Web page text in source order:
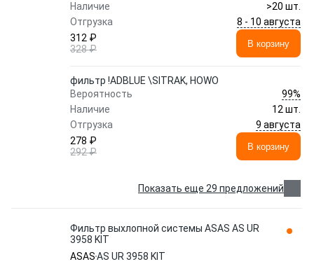
Наличие
>20 шт.
Отгрузка
8 - 10 августа
312 ₽
328 ₽
В корзину
фильтр !ADBLUE \SITRAK, HOWO
Вероятность
99%
Наличие
12 шт.
Отгрузка
9 августа
278 ₽
292 ₽
В корзину
Показать еще 29 предложений
Фильтр выхлопной системы ASAS AS UR
3958 KIT
ASASAS UR 3958 KIT